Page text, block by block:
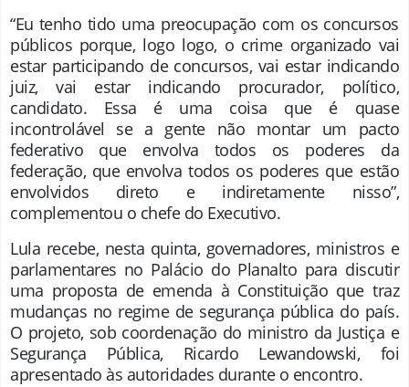
“Eu tenho tido uma preocupação com os concursos
públicos porque, logo logo, o crime organizado vai
estar participando de concursos, vai estar indicando
juiz, vai estar indicando procurador, político,
candidato. Essa é uma coisa que é quase
incontrolável se a gente não montar um pacto
federativo que envolva todos os poderes da
federação, que envolva todos os poderes que estão
envolvidos direto e indiretamente nisso”,
complementou o chefe do Executivo.
Lula recebe, nesta quinta, governadores, ministros e
parlamentares no Palácio do Planalto para discutir
uma proposta de emenda à Constituição que traz
mudanças no regime de segurança pública do país.
O projeto, sob coordenação do ministro da Justiça e
Segurança Pública, Ricardo Lewandowski, foi
apresentado às autoridades durante o encontro.